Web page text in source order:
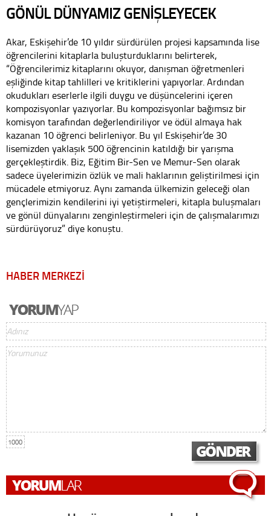
GÖNÜL DÜNYAMIZ GENİŞLEYECEK
Akar, Eskişehir’de 10 yıldır sürdürülen projesi kapsamında lise
öğrencilerini kitaplarla buluşturduklarını belirterek,
“Öğrencilerimiz kitaplarını okuyor, danışman öğretmenleri
eşliğinde kitap tahlilleri ve kritiklerini yapıyorlar. Ardından
okudukları eserlerle ilgili duygu ve düşüncelerini içeren
kompozisyonlar yazıyorlar. Bu kompozisyonlar bağımsız bir
komisyon tarafından değerlendiriliyor ve ödül almaya hak
kazanan 10 öğrenci belirleniyor. Bu yıl Eskişehir’de 30
lisemizden yaklaşık 500 öğrencinin katıldığı bir yarışma
gerçekleştirdik. Biz, Eğitim Bir-Sen ve Memur-Sen olarak
sadece üyelerimizin özlük ve mali haklarının geliştirilmesi için
mücadele etmiyoruz. Aynı zamanda ülkemizin geleceği olan
gençlerimizin kendilerini iyi yetiştirmeleri, kitapla buluşmaları
ve gönül dünyalarını zenginleştirmeleri için de çalışmalarımızı
sürdürüyoruz” diye konuştu.
HABER MERKEZİ
1000